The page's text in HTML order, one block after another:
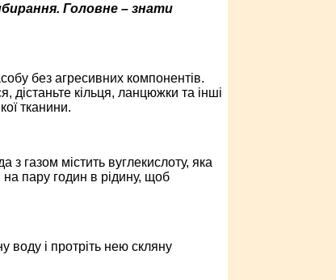
Головне – знати
без агресивних компонентів.
дістаньте кільця, ланцюжки та інші
тканини.
з газом містить вуглекислоту, яка
пару годин в рідину, щоб
воду і протріть нею скляну